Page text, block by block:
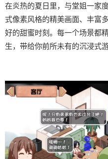
在炎热的夏日里，与堂姐一家
式像素风格的精美画面、丰富
好的甜蜜时刻。每一个场景都
生，带给你前所未有的沉浸式游